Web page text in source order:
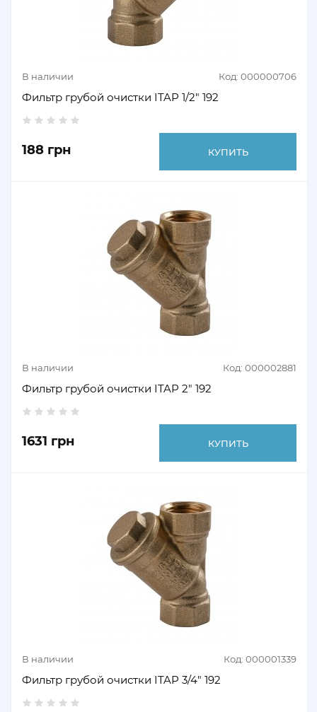
В наличии Код: 000000706
Фильтр грубой очистки ITAP 1/2" 192
188 грн КУПИТЬ
В наличии Код: 000002881
Фильтр грубой очистки ITAP 2" 192
1631 грн КУПИТЬ
В наличии Код: 000001339
Фильтр грубой очистки ITAP 3/4" 192